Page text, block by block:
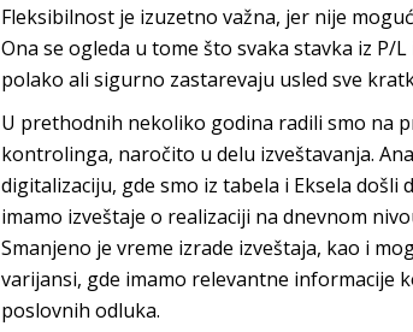
Fleksibilnost je izuzetno važna, jer nije
Ona se ogleda u tome što svaka stavka iz
polako ali sigurno zastarevaju usled sve
U prethodnih nekoliko godina radili smo na
kontrolinga, naročito u delu izveštavanja.
digitalizaciju, gde smo iz tabela i Eksela došli
imamo izveštaje o realizaciji na dnevnom
Smanjeno je vreme izrade izveštaja, kao i
varijansi, gde imamo relevantne informacije
poslovnih odluka.